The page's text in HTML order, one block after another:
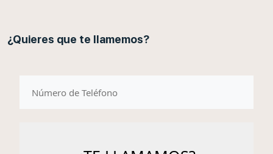
¿Quieres que te llamemos?